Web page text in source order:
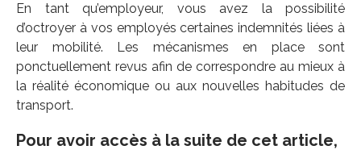
En tant qu’employeur, vous avez la possibilité
d’octroyer à vos employés certaines indemnités liées à
leur mobilité. Les mécanismes en place sont
ponctuellement revus afin de correspondre au mieux à
la réalité économique ou aux nouvelles habitudes de
transport.
Pour avoir accès à la suite de cet article,